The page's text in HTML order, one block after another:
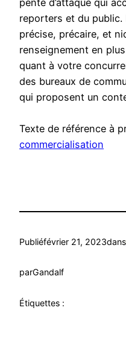
pente d’attaque qui
reporters et du public.
précise, précaire, et
renseignement en
quant à votre
des bureaux de
qui proposent un
Texte de référence à
commercialisation
Publiéfévrier 21, 2023dans
parGandalf
Étiquettes :